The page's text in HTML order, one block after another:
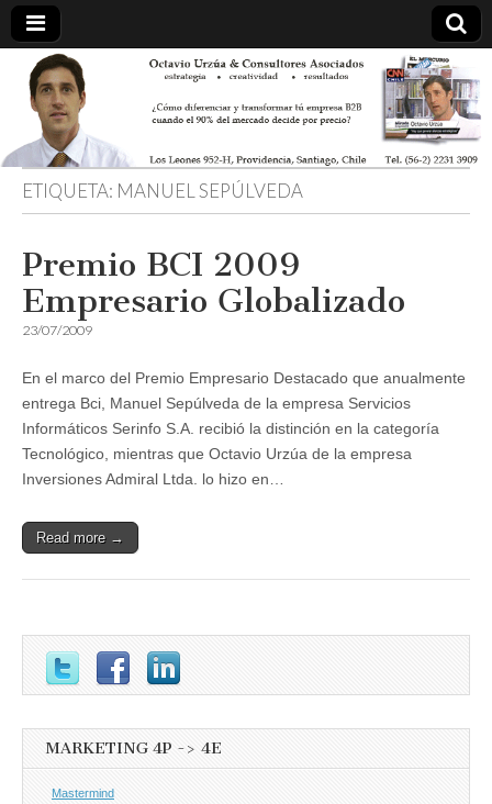
ETIQUETA: MANUEL SEPÚLVEDA
Premio BCI 2009
Empresario Globalizado
23/07/2009
En el marco del Premio Empresario Destacado que anualmente
entrega Bci, Manuel Sepúlveda de la empresa Servicios
Informáticos Serinfo S.A. recibió la distinción en la categoría
Tecnológico, mientras que Octavio Urzúa de la empresa
Inversiones Admiral Ltda. lo hizo en…
Read more →
MARKETING 4P -> 4E
Mastermind